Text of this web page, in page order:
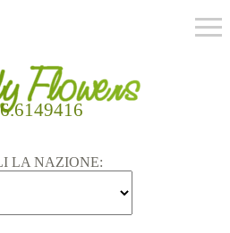
LA NAZIONE: